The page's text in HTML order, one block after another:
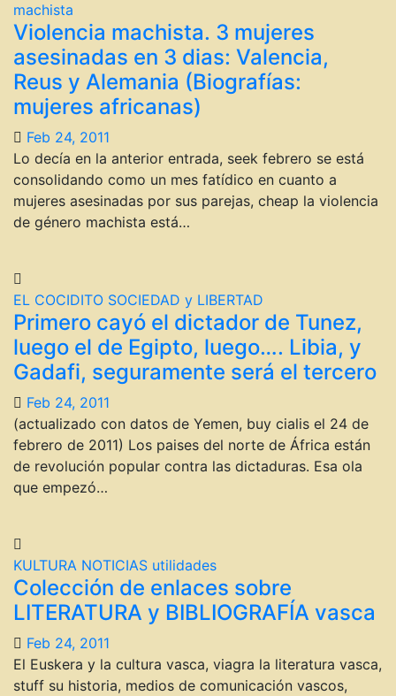
machista
Violencia machista. 3 mujeres
asesinadas en 3 dias: Valencia,
Reus y Alemania (Biografías:
mujeres africanas)
Feb 24, 2011
Lo decía en la anterior entrada, seek febrero se está
consolidando como un mes fatídico en cuanto a
mujeres asesinadas por sus parejas, cheap la violencia
de género machista está…
EL COCIDITO SOCIEDAD y LIBERTAD
Primero cayó el dictador de Tunez,
luego el de Egipto, luego…. Libia, y
Gadafi, seguramente será el tercero
Feb 24, 2011
(actualizado con datos de Yemen, buy cialis el 24 de
febrero de 2011) Los paises del norte de África están
de revolución popular contra las dictaduras. Esa ola
que empezó…
KULTURA NOTICIAS utilidades
Colección de enlaces sobre
LITERATURA y BIBLIOGRAFÍA vasca
Feb 24, 2011
El Euskera y la cultura vasca, viagra la literatura vasca,
stuff su historia, medios de comunicación vascos,